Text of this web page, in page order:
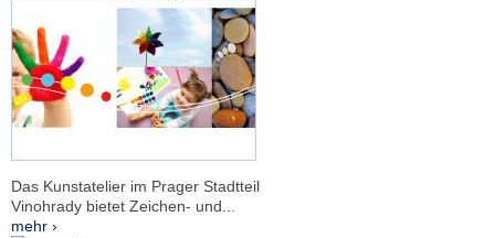
Das Kunstatelier im Prager Stadtteil
Vinohrady bietet Zeichen- und...
mehr ›